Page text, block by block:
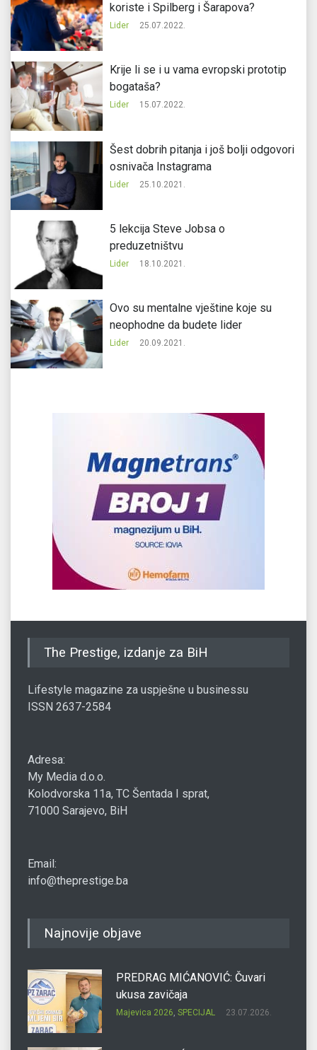
koriste i Spilberg i Šarapova?
Lider 25.07.2022.
Krije li se i u vama evropski prototip
bogataša?
Lider 15.07.2022.
Šest dobrih pitanja i još bolji odgovori
osnivača Instagrama
Lider 25.10.2021.
5 lekcija Steve Jobsa o
preduzetništvu
Lider 18.10.2021.
Ovo su mentalne vještine koje su
neophodne da budete lider
Lider 20.09.2021.
The Prestige, izdanje za BiH
Lifestyle magazine za uspješne u businessu
ISSN 2637-2584
Adresa:
My Media d.o.o.
Kolodvorska 11a, TC Šentada I sprat,
71000 Sarajevo, BiH
Email:
info@theprestige.ba
Najnovije objave
PREDRAG MIĆANOVIĆ: Čuvari
ukusa zavičaja
Majevica 2026, SPECIJAL 23.07.2026.